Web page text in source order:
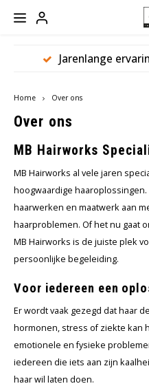
Hoofdmenu /
Dames
Heren
Hoofdmenu /
Haarstukken
Haarmatten
Hoofdmenu /
Hoofddoeken
Mutsen
Bandana
Wig caps
Hoofdmenu /
Shampoo
Conditioner
Verzorgingssets
Hoofdmenu /
Borstels
Pruikenhouders
Beauty Pillow
Verf
Jarenlange
Home Over ons
Over ons
MB Hairworks
MB Hairworks al vele jaren
hoogwaardige
haarwerken en maatwerk aan
haarproblemen. Of het nu gaat
MB Hairworks is de juiste plek
persoonlijke begeleiding.
Voor iedereen een
Er wordt vaak gezegd dat haar
hormonen, stress of ziekte kan
emotionele en fysieke
iedereen die iets aan zijn
haar wil laten doen.